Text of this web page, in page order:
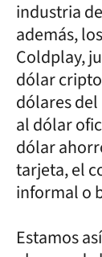
industria
además,
Coldplay,
dólar
dólares del
al dólar
dólar
tarjeta, el
informal o
Estamos